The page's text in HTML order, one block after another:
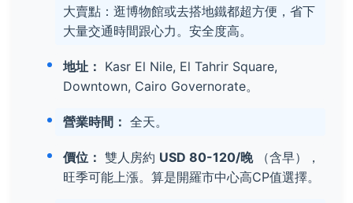
大賣點：逛博物館或去搭地鐵都超方便，省下
大量交通時間跟心力。安全度高。
地址： Kasr El Nile, El Tahrir Square,
Downtown, Cairo Governorate。
營業時間： 全天。
價位： 雙人房約 USD 80-120/晚（含早），
旺季可能上漲。算是開羅市中心高CP值選擇。